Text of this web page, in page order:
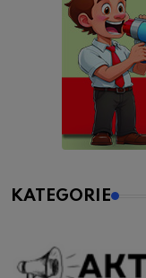
KATEGORIE